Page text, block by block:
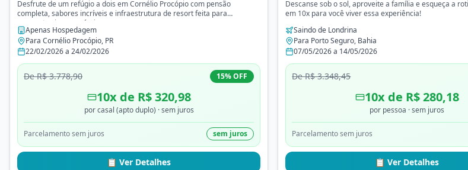
Desfrute de um refúgio a dois em Cornélio Procópio com pensão
completa, sabores incríveis e infraestrutura de resort feita para
momentos inesquecíveis.
Apenas Hospedagem
Para Cornélio Procópio, PR
22/02/2026a 24/02/2026
DeR$ 3.778,90 15% OFF
10x de R$ 320,98
por casal (apto duplo) · sem juros
Parcelamento sem juros sem juros
📋 Ver Detalhes
Descanse sob o sol, aproveite a família e esqueça a
em 10x para você viver essa experiência!
Saindo de Londrina
Para Porto Seguro, Bahia
07/05/2026a 14/05/2026
DeR$ 3.348,45
10x de R$ 280,18
por pessoa · sem juros
Parcelamento sem juros
📋 Ver Detalhes